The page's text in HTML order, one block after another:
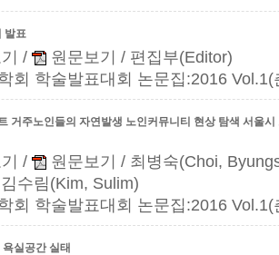
발표
/ 원문보기
/ 편집부(Editor)
회 학술발표대회 논문집:2016
거주노인들의 자연발생 노인커뮤니티 현상 탐색 서울시
/ 원문보기
/ 최병숙(Choi,
수림(Kim, Sulim)
회 학술발표대회 논문집:2016
실공간 실태